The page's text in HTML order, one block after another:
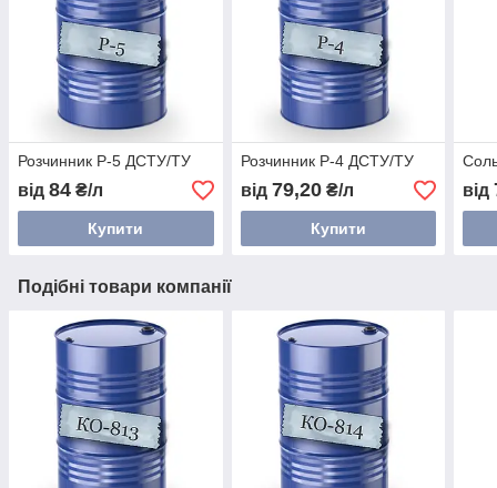
Розчинник Р-5 ДСТУ/ТУ
від 84 ₴/л
Купити
Розчинник Р-4 ДСТУ/ТУ
від 79,20₴/л
Купити
від
Подібні товари компанії